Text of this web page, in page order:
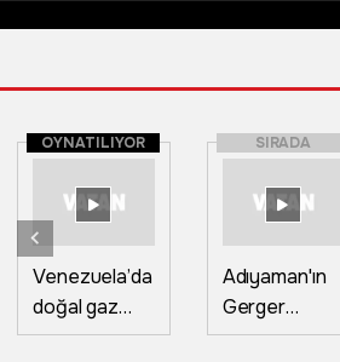
OYNATILIYOR
Venezuela’da
doğal gaz
tesisinde
SIRADA
Adıyaman'ın
Gerger
ilçesinde